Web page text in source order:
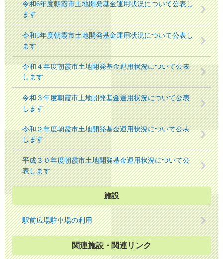
令和6年度朝霞市土地開発基金運用状況について公表し
ます
令和5年度朝霞市土地開発基金運用状況について公表し
ます
令和４年度朝霞市土地開発基金運用状況について公表
します
令和３年度朝霞市土地開発基金運用状況について公表
します
令和２年度朝霞市土地開発基金運用状況について公表
します
平成３０年度朝霞市土地開発基金運用状況について公
表します
施設
駅前広場駐車場の利用
関連施設・関連リンク